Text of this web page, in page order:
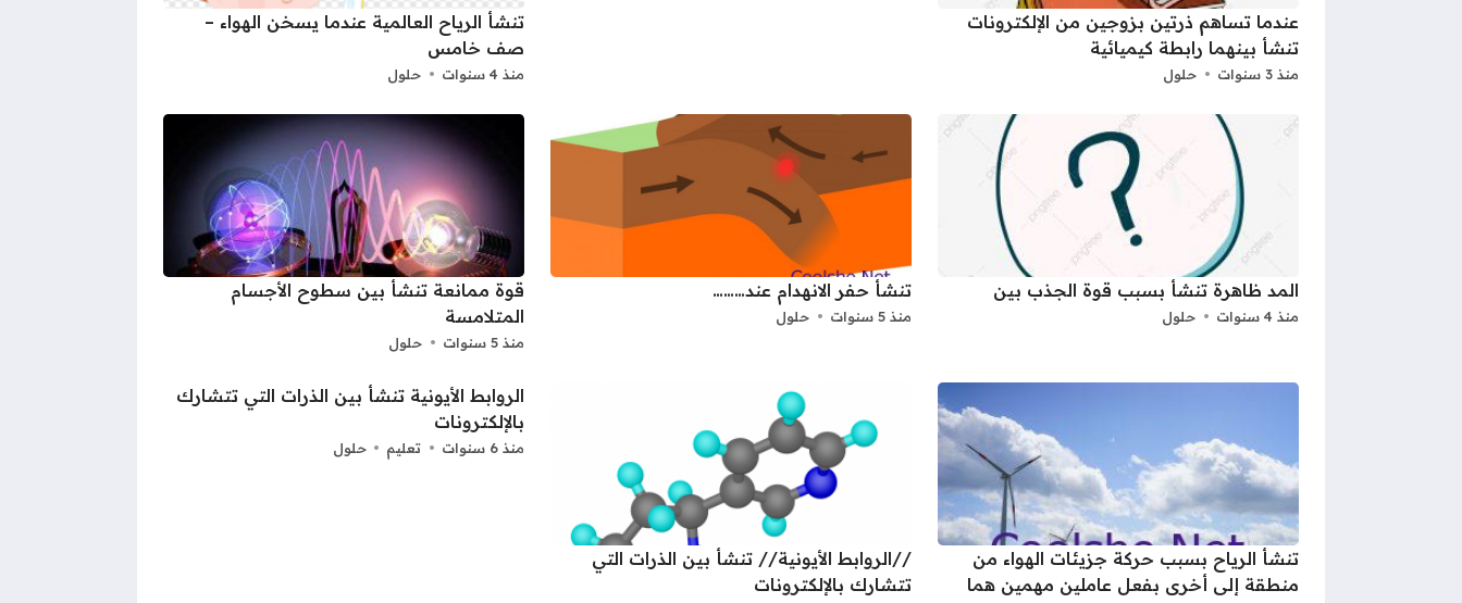
عندما تساهم ذرتين بزوجين من الإلكترونات
تنشأ بينهما رابطة كيميائية
منذ 3 سنوات حلول
تنشأ الرياح العالمية عندما يسخن الهواء –
صف خامس
منذ 4 سنوات حلول
المد ظاهرة تنشأ بسبب قوة الجذب بين
منذ 4 سنوات حلول
تنشأ حفر الانهدام عند………
منذ 5 سنوات حلول
قوة ممانعة تنشأ بين سطوح الأجسام
المتلامسة
منذ 5 سنوات حلول
تنشأ الرياح بسبب حركة جزيئات الهواء من
منطقة إلى أخرى بفعل عاملين مهمين هما
//الروابط الأيونية// تنشأ بين الذرات التي
تتشارك بالإلكترونات
الروابط الأيونية تنشأ بين الذرات التي تتشارك
بالإلكترونات
منذ 6 سنوات تعليم حلول